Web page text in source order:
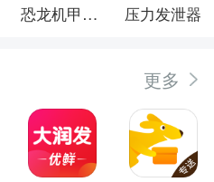
恐龙机甲射手 压力发泄器
更多